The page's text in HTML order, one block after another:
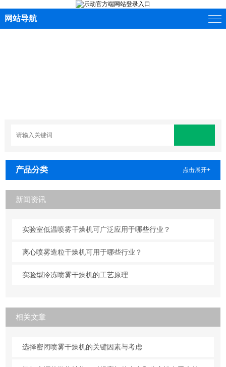
网站导航
产品分类 点击展开+
新闻资讯
实验室低温喷雾干燥机可广泛应用于哪些行业？
离心喷雾造粒干燥机可用于哪些行业？
实验型冷冻喷雾干燥机的工艺原理
相关文章
选择密闭喷雾干燥机的关键因素与考虑